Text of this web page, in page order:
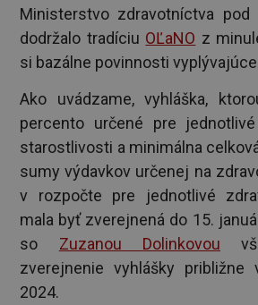
Ministerstvo zdravotníctva pod
dodržalo tradíciu OĽaNO z
si bazálne povinnosti
Ako uvádzame, vyhláška,
percento určené pre
starostlivosti a minimálna
sumy výdavkov určenej na
v rozpočte pre jednotlivé
mala byť zverejnená do 15.
so Zuzanou Dolinkovou
zverejnenie vyhlášky približne
2024.